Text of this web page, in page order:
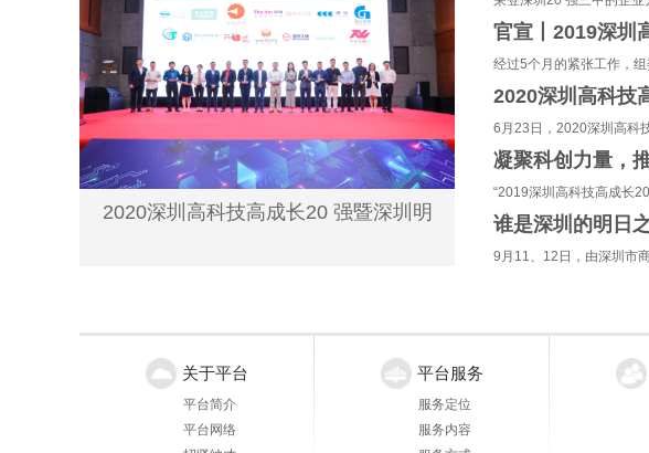
2020深圳高科技高成长20 强暨深圳明
官宣丨2019深圳
经过5个月的紧张工作，
2020深圳高科技
6月23日，2020深圳高科
凝聚科创力量，
“2019深圳高科技高成长
谁是深圳的明日
9月11、12日，由深圳市
关于平台
平台简介
平台网络
平台服务
服务定位
服务内容